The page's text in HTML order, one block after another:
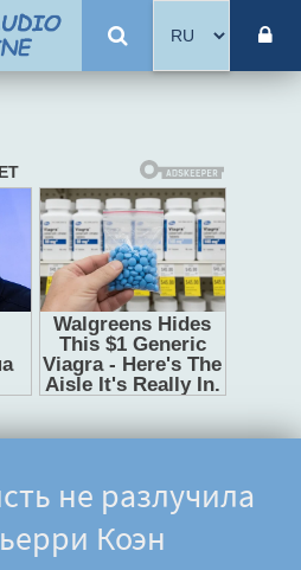
не разлучила
Коэн